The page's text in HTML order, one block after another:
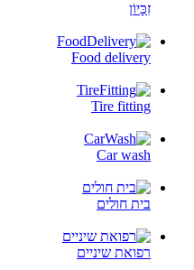
זִכָּיוֹן
Food delivery
Tire fitting
Car wash
בית חולים
רפואת שיניים